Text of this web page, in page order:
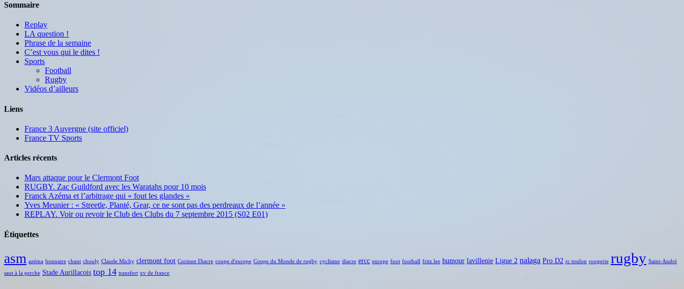
Sommaire
Replay
LA question !
Phrase de la semaine
C’est vous qui le dites !
Sports
Football
Rugby
Vidéos d’ailleurs
Liens
France 3 Auvergne (site officiel)
France TV Sports
Articles récents
Mars attaque pour le Clermont Foot
RUGBY. Zac Guildford avec les Waratahs pour 10 mois
Franck Azéma et l’arbitrage qui « fout les glandes »
Yves Meunier : « Streetle, Planté, Gear, ce ne sont pas des perdreaux de l’année »
REPLAY. Voir ou revoir le Club des Clubs du 7 septembre 2015 (S02 E01)
Étiquettes
asm azéma bonnaire chant chouly Claude Michy clermont foot Corinne Diacre coupe d'europe Coupe du Monde de rugby cyclisme diacre ercc europe foot football fritz lee humour lavillenie Ligue 2 nalaga Pro D2 rc toulon rougerie rugby Saint-André
saut à la perche Stade Aurillacois top 14 transfert xv de france